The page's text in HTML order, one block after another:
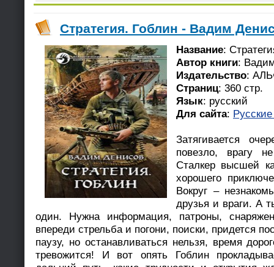
Стратегия. Гоблин - Вадим
Название:
Автор книги:
Издательство:
Страниц: 360 стр.
Язык: русский
Для сайта: Русские
Затягивается
повезло, врагу
Сталкер высшей
хорошего
Вокруг –
друзья и враги. А
один. Нужна информация, патроны,
впереди стрельба и погони, поиски, придется
паузу, но останавливаться нельзя, время
тревожится! И вот опять Гоблин